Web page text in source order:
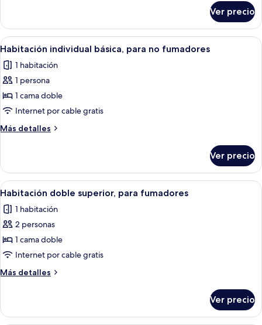
fumadores
individual
básica,
para
Ver precio
Abrir
todas
las
fotos
de
Habitación
individual
básica,
no
fumadores
Habitación de hotel con cama,
13
Habitación individual básica, para no fumadores
1 habitación
1 persona
1 cama doble
Internet por cable gratis
Más detalles
Más
individual
básica,
para
fumadores
Ver precio
Abrir
todas
las
fotos
de
Habitación
doble
superior,
fumadores
Habitación de hotel con una cama
13
Habitación doble superior, para fumadores
1 habitación
2 personas
1 cama doble
Internet por cable gratis
Más detalles
Más
doble
Ver precio